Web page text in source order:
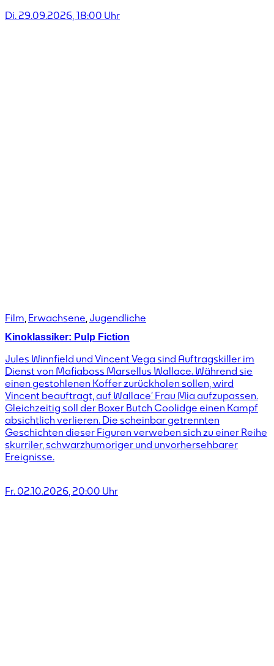
Di. 29.09.2026, 18:00 Uhr
Film, Erwachsene, Jugendliche
Kinoklassiker: Pulp Fiction
Jules Winnfield und Vincent Vega sind Auftragskiller im
Dienst von Mafiaboss Marsellus Wallace. Während sie
einen gestohlenen Koffer zurückholen sollen, wird
Vincent beauftragt, auf Wallace’ Frau Mia aufzupassen.
Gleichzeitig soll der Boxer Butch Coolidge einen Kampf
absichtlich verlieren. Die scheinbar getrennten
Geschichten dieser Figuren verweben sich zu einer Reihe
skurriler, schwarzhumoriger und unvorhersehbarer
Ereignisse.
Fr. 02.10.2026, 20:00 Uhr